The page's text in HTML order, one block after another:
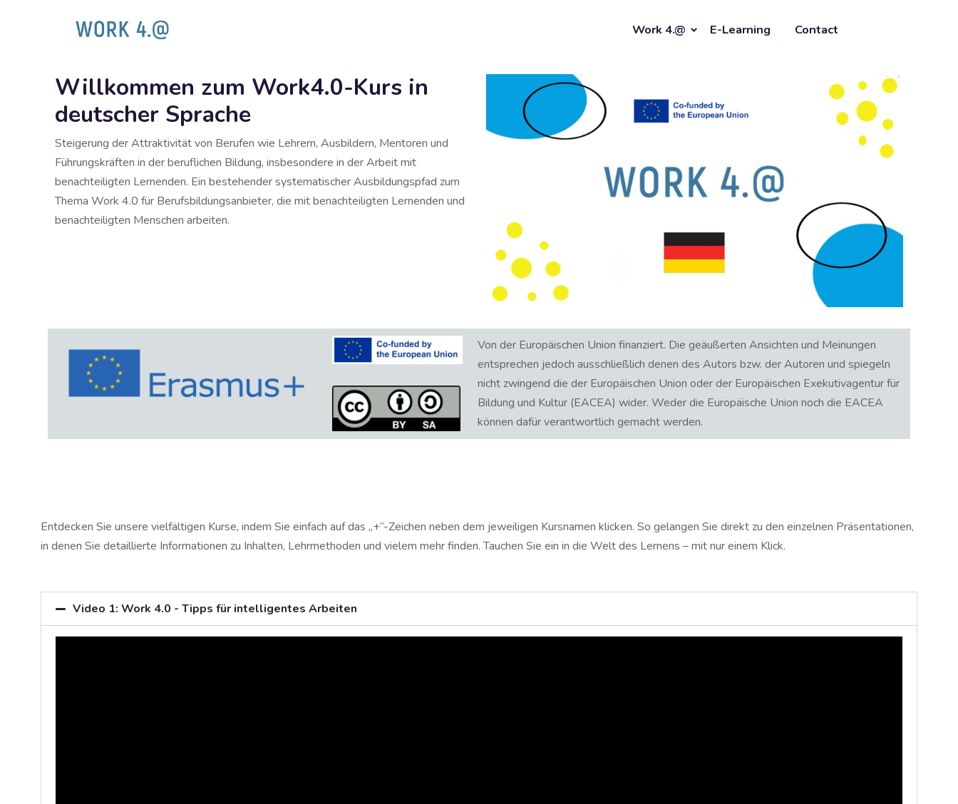
Work 4.@ E-Learning Contact
Willkommen zum Work4.0-Kurs in
deutscher Sprache
Steigerung der Attraktivität von Berufen wie Lehrern, Ausbildern, Mentoren und
Führungskräften in der beruflichen Bildung, insbesondere in der Arbeit mit
benachteiligten Lernenden. Ein bestehender systematischer Ausbildungspfad zum
Thema Work 4.0 für Berufsbildungsanbieter, die mit benachteiligten Lernenden und
benachteiligten Menschen arbeiten.
Von der Europäischen Union finanziert. Die geäußerten Ansichten und Meinungen
entsprechen jedoch ausschließlich denen des Autors bzw. der Autoren und spiegeln
nicht zwingend die der Europäischen Union oder der Europäischen Exekutivagentur für
Bildung und Kultur (EACEA) wider. Weder die Europäische Union noch die EACEA
können dafür verantwortlich gemacht werden.
Entdecken Sie unsere vielfältigen Kurse, indem Sie einfach auf das „+“-Zeichen neben dem jeweiligen Kursnamen klicken. So gelangen Sie direkt zu den einzelnen Präsentationen,
in denen Sie detaillierte Informationen zu Inhalten, Lehrmethoden und vielem mehr finden. Tauchen Sie ein in die Welt des Lernens – mit nur einem Klick.
Video 1: Work 4.0 - Tipps für intelligentes Arbeiten